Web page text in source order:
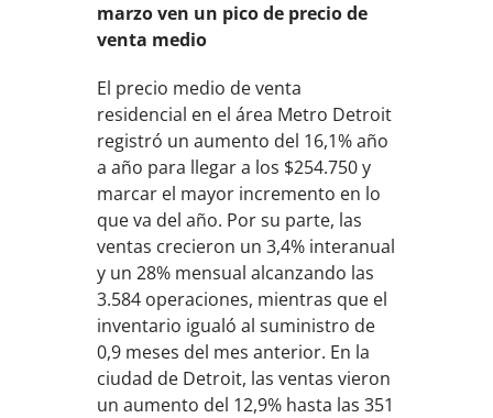
marzo ven un pico de precio de
venta medio
El precio medio de venta
residencial en el área Metro Detroit
registró un aumento del 16,1% año
a año para llegar a los $254.750 y
marcar el mayor incremento en lo
que va del año. Por su parte, las
ventas crecieron un 3,4% interanual
y un 28% mensual alcanzando las
3.584 operaciones, mientras que el
inventario igualó al suministro de
0,9 meses del mes anterior. En la
ciudad de Detroit, las ventas vieron
un aumento del 12,9% hasta las 351